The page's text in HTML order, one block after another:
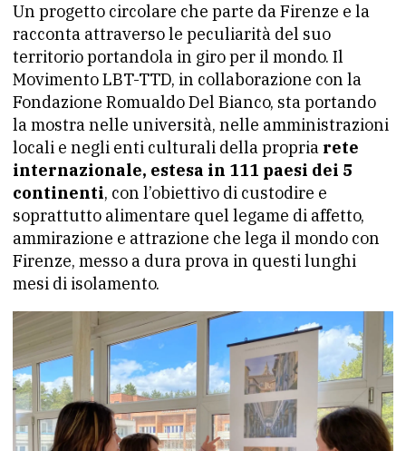
Un progetto circolare che parte da Firenze e la
racconta attraverso le peculiarità del suo
territorio portandola in giro per il mondo. Il
Movimento LBT-TTD, in collaborazione con la
Fondazione Romualdo Del Bianco, sta portando
la mostra nelle università, nelle amministrazioni
locali e negli enti culturali della propria rete
internazionale, estesa in 111 paesi dei 5
continenti, con l’obiettivo di custodire e
soprattutto alimentare quel legame di affetto,
ammirazione e attrazione che lega il mondo con
Firenze, messo a dura prova in questi lunghi
mesi di isolamento.